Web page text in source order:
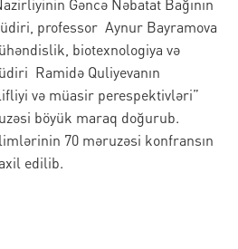
Gəncə Nəbatat Bağının
professor Aynur Bayramova
biotexnologiya və
Ramidə Quliyevanın
və müasir perespektivləri”
böyük maraq doğurub.
70 məruzəsi konfransın
edilib.